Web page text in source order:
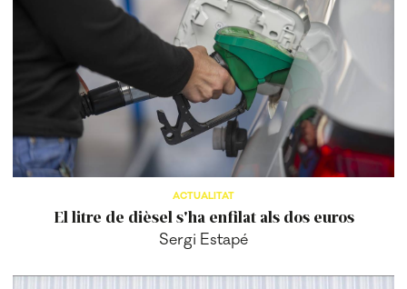
ACTUALITAT
El litre de dièsel s'ha enfilat als dos euros
Sergi Estapé